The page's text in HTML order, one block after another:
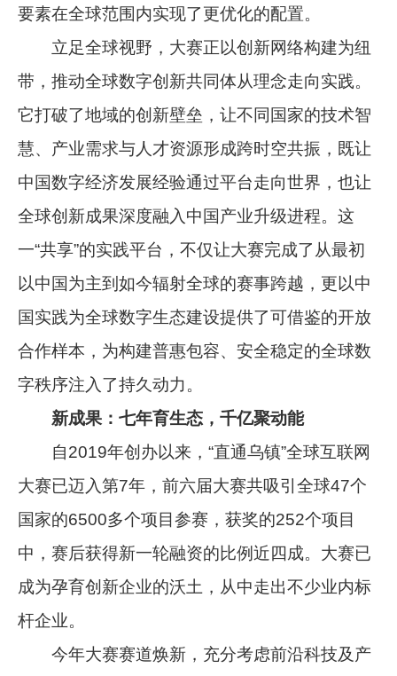
要素在全球范围内实现了更优化的配置。
立足全球视野，大赛正以创新网络构建为纽
带，推动全球数字创新共同体从理念走向实践。
它打破了地域的创新壁垒，让不同国家的技术智
慧、产业需求与人才资源形成跨时空共振，既让
中国数字经济发展经验通过平台走向世界，也让
全球创新成果深度融入中国产业升级进程。这
一“共享”的实践平台，不仅让大赛完成了从最初
以中国为主到如今辐射全球的赛事跨越，更以中
国实践为全球数字生态建设提供了可借鉴的开放
合作样本，为构建普惠包容、安全稳定的全球数
字秩序注入了持久动力。
新成果：七年育生态，千亿聚动能
自2019年创办以来，“直通乌镇”全球互联网
大赛已迈入第7年，前六届大赛共吸引全球47个
国家的6500多个项目参赛，获奖的252个项目
中，赛后获得新一轮融资的比例近四成。大赛已
成为孕育创新企业的沃土，从中走出不少业内标
杆企业。
今年大赛赛道焕新，充分考虑前沿科技及产